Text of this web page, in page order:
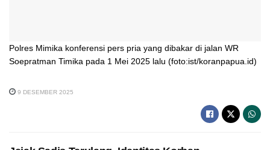
Polres Mimika konferensi pers pria yang dibakar di jalan WR
Soepratman Timika pada 1 Mei 2025 lalu (foto:ist/koranpapua.id)
9 DESEMBER 2025